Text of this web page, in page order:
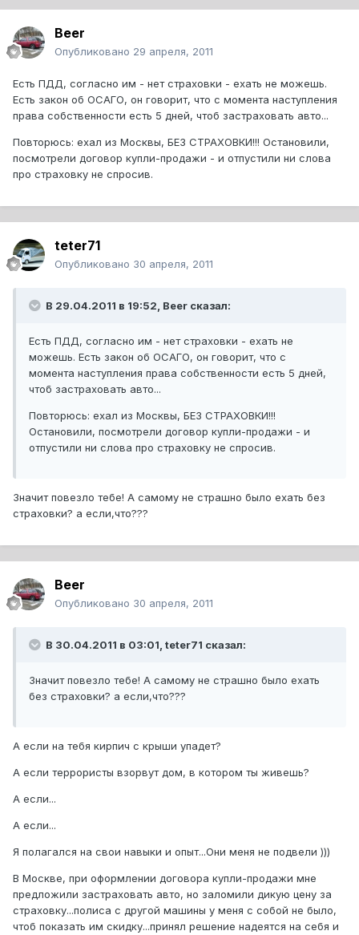
Beer
Опубликовано 29 апреля, 2011
Есть ПДД, согласно им - нет страховки - ехать не можешь.
Есть закон об ОСАГО, он говорит, что с момента наступления
права собственности есть 5 дней, чтоб застраховать авто...
Повторюсь: ехал из Москвы, БЕЗ СТРАХОВКИ!!! Остановили,
посмотрели договор купли-продажи - и отпустили ни слова
про страховку не спросив.
teter71
Опубликовано 30 апреля, 2011
В 29.04.2011 в 19:52, Beer сказал:
Есть ПДД, согласно им - нет страховки - ехать не
можешь. Есть закон об ОСАГО, он говорит, что с
момента наступления права собственности есть 5 дней,
чтоб застраховать авто...
Повторюсь: ехал из Москвы, БЕЗ СТРАХОВКИ!!!
Остановили, посмотрели договор купли-продажи - и
отпустили ни слова про страховку не спросив.
Значит повезло тебе! А самому не страшно было ехать без
страховки? а если,что???
Beer
Опубликовано 30 апреля, 2011
В 30.04.2011 в 03:01, teter71 сказал:
Значит повезло тебе! А самому не страшно было ехать
без страховки? а если,что???
А если на тебя кирпич с крыши упадет?
А если террористы взорвут дом, в котором ты живешь?
А если...
А если...
Я полагался на свои навыки и опыт...Они меня не подвели )))
В Москве, при оформлении договора купли-продажи мне
предложили застраховать авто, но заломили дикую цену за
страховку...полиса с другой машины у меня с собой не было,
чтоб показать им скидку...принял решение надеятся на себя и